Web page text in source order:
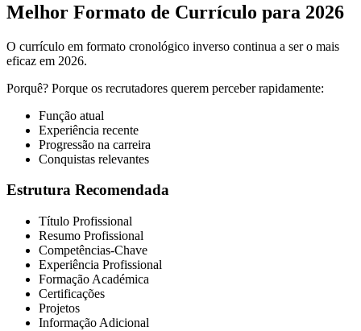
Melhor Formato de Currículo para 2026
O currículo em formato cronológico inverso continua a ser o mais
eficaz em 2026.
Porquê? Porque os recrutadores querem perceber rapidamente:
Função atual
Experiência recente
Progressão na carreira
Conquistas relevantes
Estrutura Recomendada
Título Profissional
Resumo Profissional
Competências-Chave
Experiência Profissional
Formação Académica
Certificações
Projetos
Informação Adicional